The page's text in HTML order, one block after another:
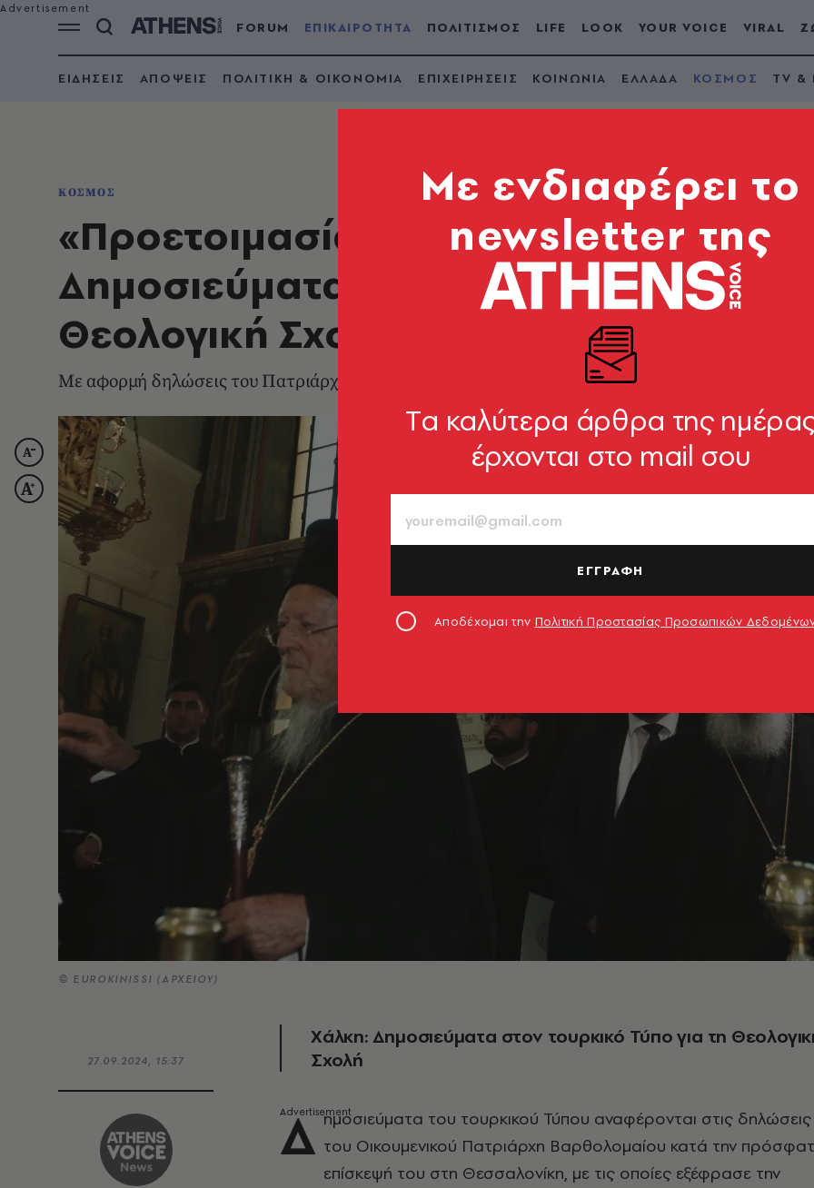
FORUM ΕΠΙΚΑΙΡΟΤΗΤΑ ΠΟΛΙΤΙΣΜΟΣ LIFE LOOK YOUR VOICE VIRAL
ΕΙΔΗΣΕΙΣ ΑΠΟΨΕΙΣ ΠΟΛΙΤΙΚΗ & ΟΙΚΟΝΟΜΙΑ ΕΠΙΧΕΙΡΗΣΕΙΣ ΚΟΙΝΩΝΙΑ ΕΛΛΑΔΑ ΚΟΣΜΟΣ TV &
ΚΟΣΜΟΣ
«Προετοιμασία για τη Χάλκη» -
Δημοσιεύματα στον τουρκικό Τύπο
Θεολογική Σχολή
Mε αφορμή δηλώσεις του Πατριάρχη
© EUROKINISSI (ΑΡΧΕΙΟΥ)
27.09.2024, 15:37
Χάλκη: Δημοσιεύματα στον τουρκικό Τύπο για τη
Σχολή
Δ ημοσιεύματα του τουρκικού Τύπου αναφέρονται στις δηλώσεις
του Οικουμενικού Πατριάρχη Βαρθολομαίου κατά την
επίσκεψή του στη Θεσσαλονίκη, με τις οποίες εξέφρασε την
Mε ενδιαφέρει το
newsletter της
Tα καλύτερα άρθρα της
έρχονται στο mail σου
ΕΓΓΡΑΦΗ
Αποδέχομαι την Πολιτική Προστασίας Προσωπικών